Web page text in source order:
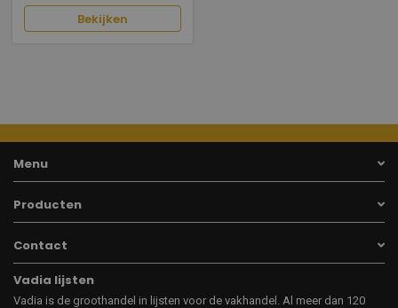
Bekijken
Menu
Producten
Contact
Vadia lijsten
Vadia is de groothandel in lijsten voor de vakhandel. Al meer dan 120